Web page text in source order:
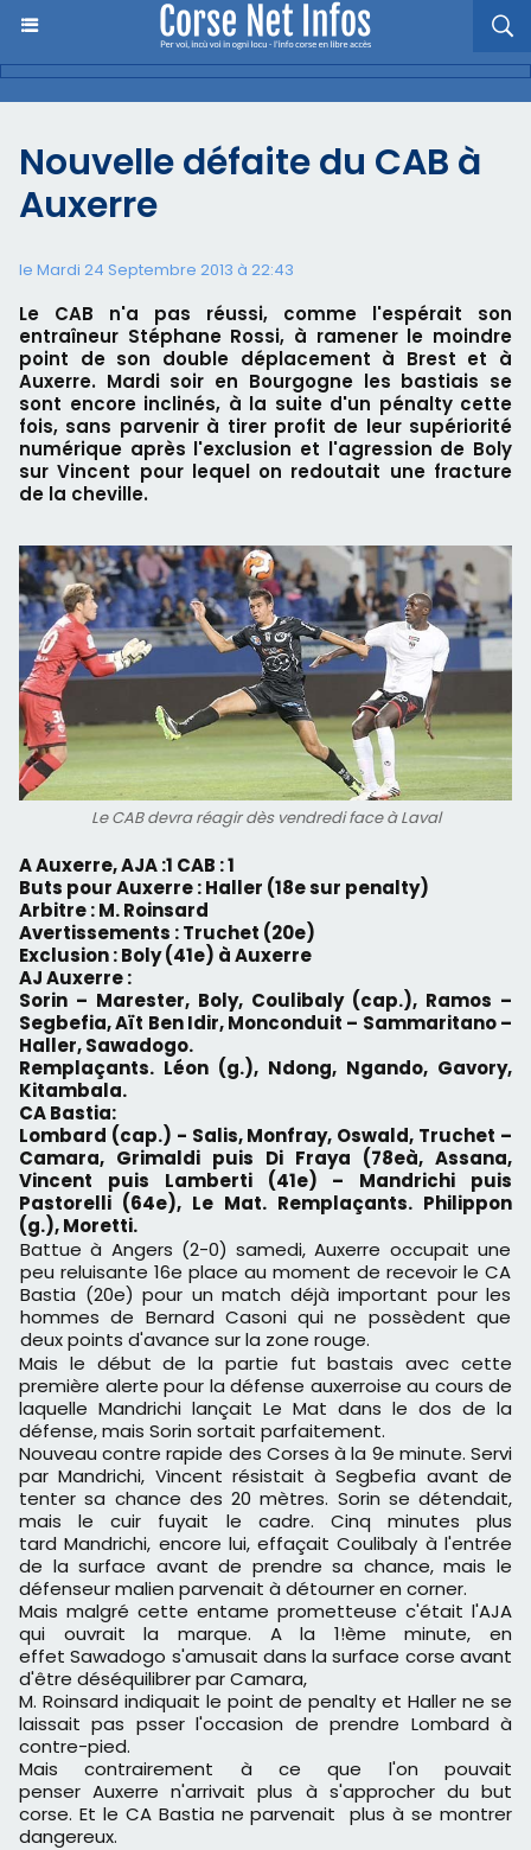
Nouvelle défaite du CAB à
Auxerre
le Mardi 24 Septembre 2013 à 22:43
Le CAB n'a pas réussi, comme l'espérait son
entraîneur Stéphane Rossi, à ramener le moindre
point de son double déplacement à Brest et à
Auxerre. Mardi soir en Bourgogne les bastiais se
sont encore inclinés, à la suite d'un pénalty cette
fois, sans parvenir à tirer profit de leur supériorité
numérique après l'exclusion et l'agression de Boly
sur Vincent pour lequel on redoutait une fracture
de la cheville.
Le CAB devra réagir dès vendredi face à Laval
A Auxerre, AJA :1 CAB : 1
Buts pour Auxerre :Haller (18e sur penalty)
Arbitre : M. Roinsard
Avertissements : Truchet (20e)
Exclusion : Boly (41e) à Auxerre
AJ Auxerre :
Sorin – Marester, Boly, Coulibaly (cap.), Ramos –
Segbefia, Aït Ben Idir, Monconduit – Sammaritano –
Haller, Sawadogo.
Remplaçants. Léon (g.), Ndong, Ngando, Gavory,
Kitambala.
CA Bastia:
Lombard (cap.) - Salis, Monfray, Oswald, Truchet –
Camara, Grimaldi puis Di Fraya (78eà, Assana,
Vincent puis Lamberti (41e) – Mandrichi puis
Pastorelli (64e), Le Mat. Remplaçants. Philippon
(g.), Moretti.
Battue à Angers (2-0) samedi, Auxerre occupait une
peu reluisante 16e place au moment de recevoir le CA
Bastia (20e) pour un match déjà important pour les
hommes de Bernard Casoni qui ne possèdent que
deux points d'avance sur la zone rouge.
Mais le début de la partie fut bastais avec cette
première alerte pour la défense auxerroise au cours de
laquelle Mandrichi lançait Le Mat dans le dos de la
défense, mais Sorin sortait parfaitement.
Nouveau contre rapide des Corses à la 9e minute. Servi
par Mandrichi, Vincent résistait à Segbefia avant de
tenter sa chance des 20 mètres. Sorin se détendait,
mais le cuir fuyait le cadre. Cinq minutes plus
tard Mandrichi, encore lui, effaçait Coulibaly à l'entrée
de la surface avant de prendre sa chance, mais le
défenseur malien parvenait à détourner en corner.
Mais malgré cette entame prometteuse c'était l'AJA
qui ouvrait la marque. A la 1!ème minute, en
effetSawadogo s'amusait dans la surface corse avant
d'être déséquilibrer par Camara,
M. Roinsard indiquait le point de penalty et Haller ne se
laissait pas psser l'occasion de prendre Lombard à
contre-pied.
Mais contrairement à ce que l'on pouvait
penser Auxerre n'arrivait plus à s'approcher du but
corse. Et le CA Bastia ne parvenait plus à se montrer
dangereux.